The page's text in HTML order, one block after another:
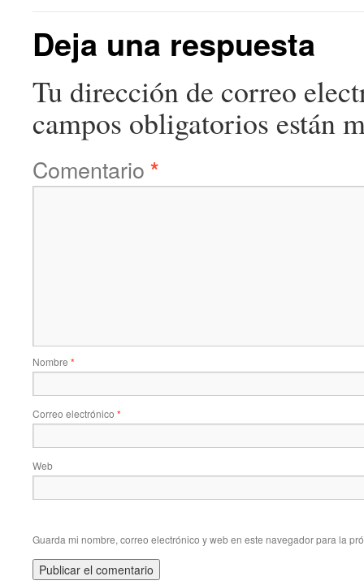
Deja una respuesta
Tu dirección de correo
campos obligatorios están
Comentario *
Nombre *
Correo electrónico *
Web
Guarda mi nombre, correo electrónico y web en este navegador para la